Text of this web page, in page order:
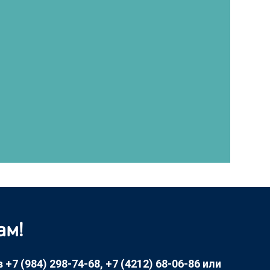
(984) 298-74-68, +7 (4212) 68-06-86 или